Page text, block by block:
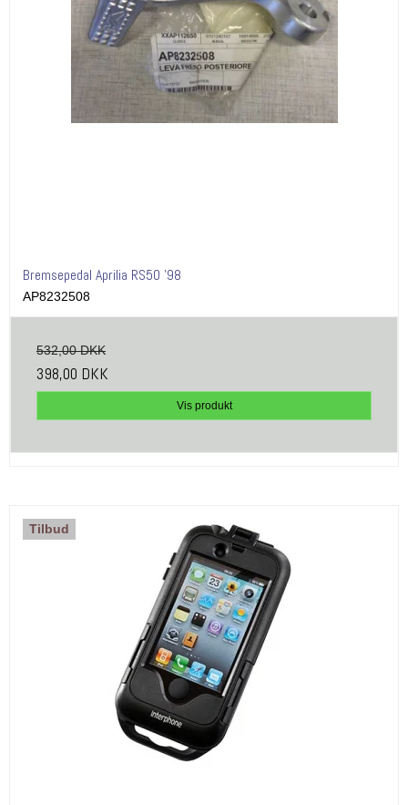
Bremsepedal Aprilia RS50 '98
AP8232508
532,00 DKK
398,00 DKK
Vis produkt
Tilbud